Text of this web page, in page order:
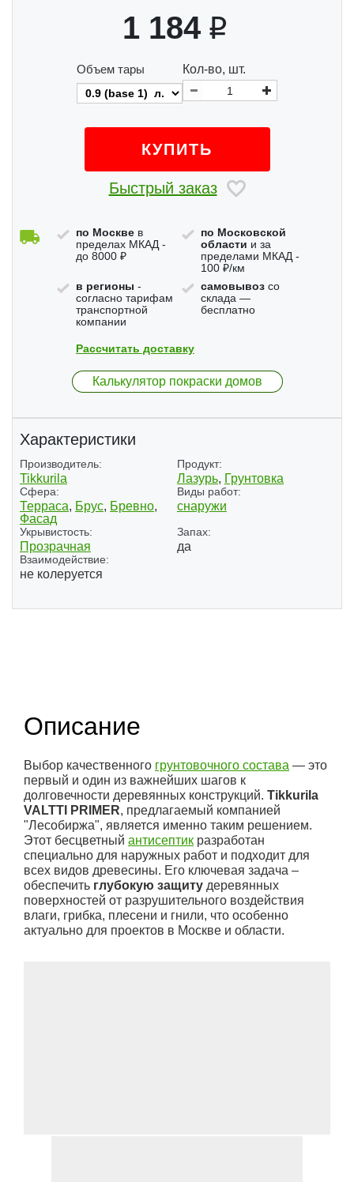
1 184
Объем тары Кол-во, шт.
КУПИТЬ
Быстрый заказ
по Москве в
пределах МКАД -
до 8000 ₽
по Московской
области и за
пределами МКАД -
100 ₽/км
в регионы -
согласно тарифам
транспортной
компании
самовывозсо
склада —
бесплатно
Рассчитать доставку
Калькулятор покраски домов
Характеристики
Производитель:
Tikkurila
Продукт:
Лазурь, Грунтовка
Сфера:
Терраса, Брус, Бревно,
Фасад
Виды работ:
снаружи
Укрывистость:
Прозрачная
Запах:
да
Взаимодействие:
не колеруется
Описание
Выбор качественного грунтовочного состава — это
первый и один из важнейших шагов к
долговечности деревянных конструкций. Tikkurila
VALTTI PRIMER, предлагаемый компанией
"Лесобиржа", является именно таким решением.
Этот бесцветный антисептик разработан
специально для наружных работ и подходит для
всех видов древесины. Его ключевая задача –
обеспечить глубокую защиту деревянных
поверхностей от разрушительного воздействия
влаги, грибка, плесени и гнили, что особенно
актуально для проектов в Москве и области.